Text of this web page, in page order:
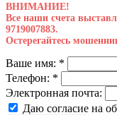
ВНИМАНИЕ!
Все наши счета
9719007883.
Остерегайтесь
Ваше имя: *
Телефон: *
Электронная почта:
Даю согласие на